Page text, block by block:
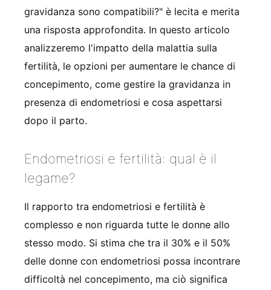
gravidanza sono compatibili?" è lecita e merita
una risposta approfondita. In questo articolo
analizzeremo l'impatto della malattia sulla
fertilità, le opzioni per aumentare le chance di
concepimento, come gestire la gravidanza in
presenza di endometriosi e cosa aspettarsi
dopo il parto.
Endometriosi e fertilità: qual è il
legame?
Il rapporto tra endometriosi e fertilità è
complesso e non riguarda tutte le donne allo
stesso modo. Si stima che tra il 30% e il 50%
delle donne con endometriosi possa incontrare
difficoltà nel concepimento, ma ciò significa